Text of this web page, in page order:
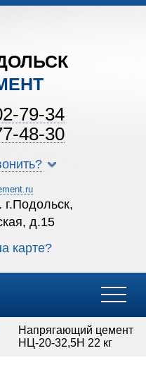
79-34
48-30
г.Подольск,
д.15
карте?
Напрягающий цемент
НЦ-20-32,5Н 22 кг